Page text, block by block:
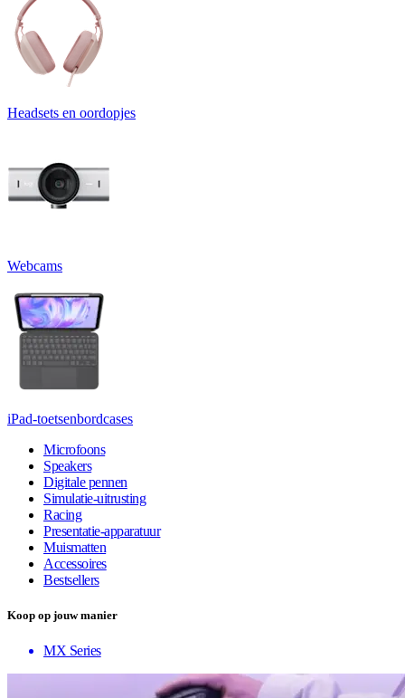
Headsets en oordopjes
Webcams
iPad-toetsenbordcases
Microfoons
Speakers
Digitale pennen
Simulatie-uitrusting
Racing
Presentatie-apparatuur
Muismatten
Accessoires
Bestsellers
Koop op jouw manier
MX Series